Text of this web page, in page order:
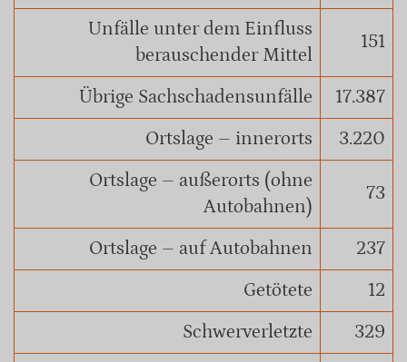
Unfälle unter dem Einfluss
berauschender Mittel
151
Übrige Sachschadensunfälle
17.387
Ortslage – innerorts
3.220
Ortslage – außerorts (ohne
Autobahnen)
73
Ortslage – auf Autobahnen
237
Getötete
12
Schwerverletzte
329